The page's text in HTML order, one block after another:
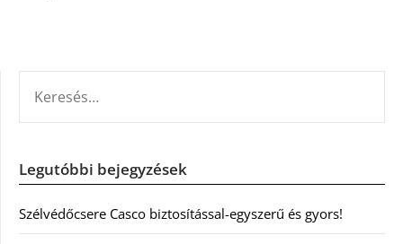
Legutóbbi bejegyzések
Szélvédőcsere Casco biztosítással-egyszerű és gyors!